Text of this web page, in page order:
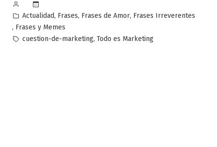
Publicado
por
Publicado
en
Actualidad, Frases, Frases de Amor, Frases Irreverentes
, Frases y Memes
Etiquetas:
cuestion-de-marketing, Todo es Marketing